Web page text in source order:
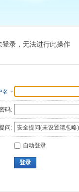
登录，无法进行此操作
名
码:
问:
自动登录
登录